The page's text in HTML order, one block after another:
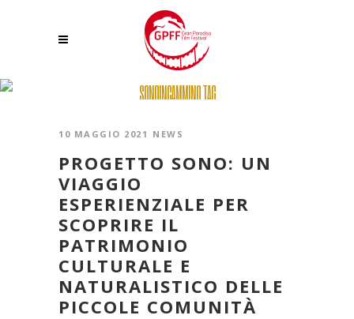
SONOINCAMMINO TAG
10 MAGGIO 2021 NEWS
PROGETTO SONO: UN
VIAGGIO
ESPERIENZIALE PER
SCOPRIRE IL
PATRIMONIO
CULTURALE E
NATURALISTICO DELLE
PICCOLE COMUNITÀ